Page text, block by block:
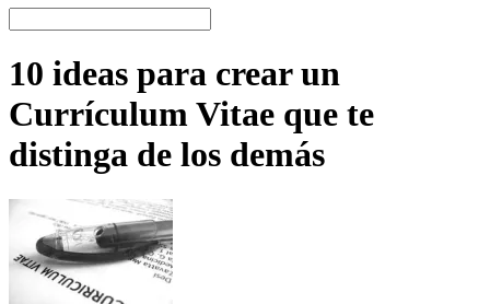
10 ideas para crear un
Currículum Vitae que te
distinga de los demás